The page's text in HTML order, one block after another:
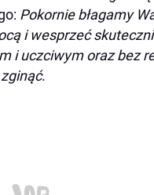
Pokornie błagamy
i wesprzeć
i uczciwym oraz bez
.